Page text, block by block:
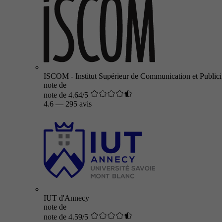
ISCOM - Institut Supérieur de Communication et
note de
note de 4.64/5
4.6 — 295 avis
IUT d'Annecy
note de
note de 4.59/5